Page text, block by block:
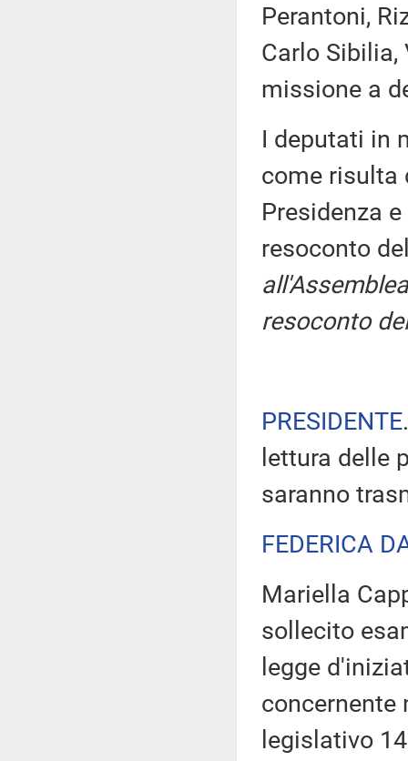
Perantoni,
Carlo
missione a
I deputati in
come risulta
Presidenza
resoconto
resoconto
PRESIDENTE
lettura delle
saranno
FEDERICA
Mariella
sollecito
legge
concernente
legislativo